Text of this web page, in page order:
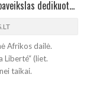
ŠIUOLAIKINĖ AFRIKOS DAILĖ: Dėmesį kausto paveikslas dedikuotas Ukrainos kovai
Afrikos dailė.
Liberté“ (liet.
taikai.